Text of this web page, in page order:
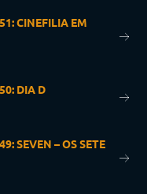
CINEFILIA EM
DIA D
SEVEN – OS SETE